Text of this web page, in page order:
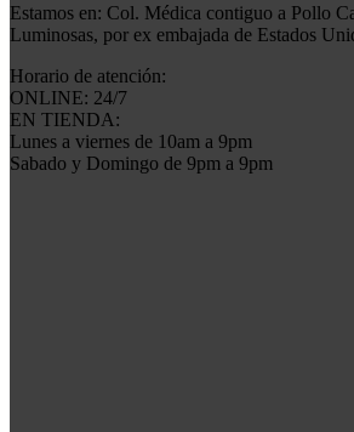
Estamos en: Col. Médica contiguo a Pollo
Luminosas, por ex embajada de Estados
Horario de atención:
ONLINE: 24/7
EN TIENDA:
Lunes a viernes de 10am a 9pm
Sabado y Domingo de 9pm a 9pm